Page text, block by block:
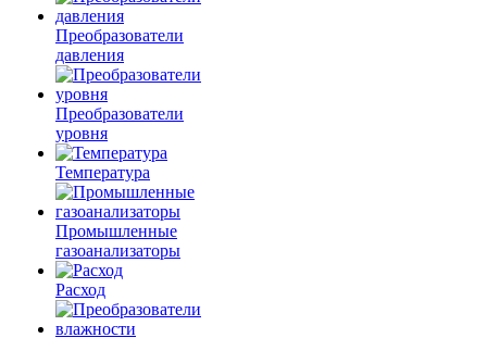
Преобразователи
давления
Преобразователи
уровня
Температура
Промышленные
газоанализаторы
Расход